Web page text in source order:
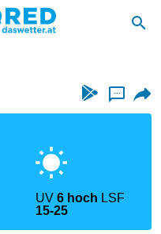
...
UV6 hoch LSF
15-25